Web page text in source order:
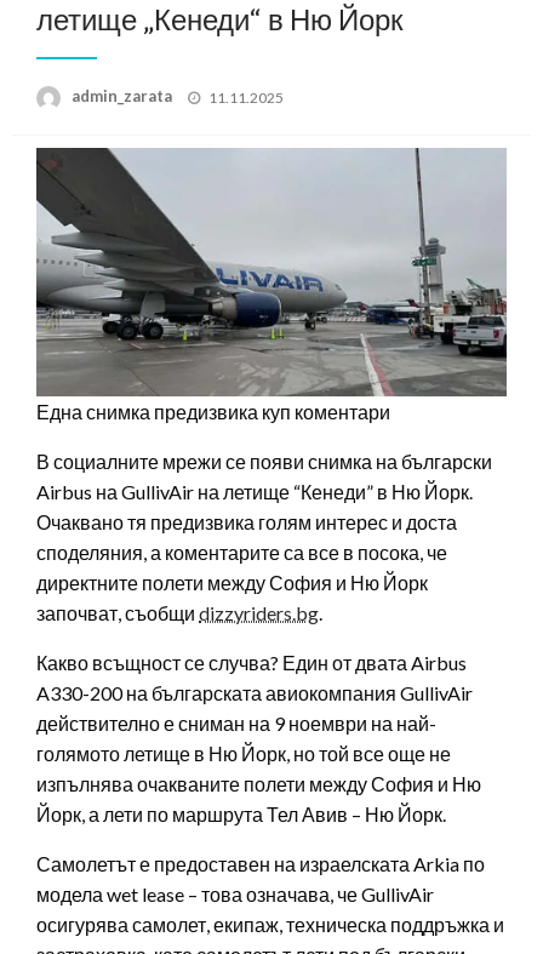
летище „Кенеди“ в Ню Йорк
admin_zarata
Posted
11.11.2025
Една снимка предизвика куп коментари
В социалните мрежи се появи снимка на български
Airbus на GullivAir на летище “Кенеди” в Ню Йорк.
Очаквано тя предизвика голям интерес и доста
споделяния, а коментарите са все в посока, че
директните полети между София и Ню Йорк
започват, съобщи dizzyriders.bg.
Какво всъщност се случва? Един от двата Airbus
A330-200 на българската авиокомпания GullivAir
действително е сниман на 9 ноември на най-
голямото летище в Ню Йорк, но той все още не
изпълнява очакваните полети между София и Ню
Йорк, а лети по маршрута Тел Авив – Ню Йорк.
Самолетът е предоставен на израелската Arkia по
модела wet lease – това означава, че GullivAir
осигурява самолет, екипаж, техническа поддръжка и